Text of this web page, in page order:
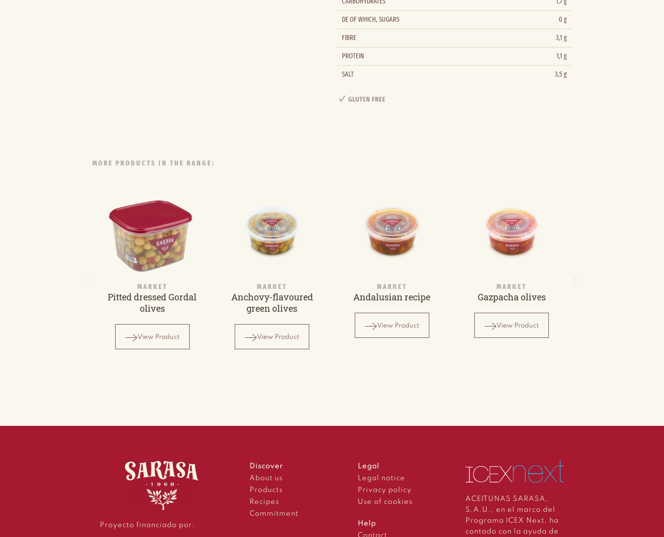
DE OF WHICH, SUGARS 0 g
FIBRE 3,1 g
PROTEIN 1,1 g
SALT 3,5 g
MORE PRODUCTS IN THE RANGE:
MARKET
Pitted dressed Gordal
olives
View Product
MARKET
Anchovy-flavoured
green olives
View Product
MARKET
Andalusian recipe
View Product
MARKET
Gazpacha olives
View Product
Proyecto financiado por:
Discover
About us
Products
Recipes
Commitment
Legal
Legal notice
Privacy policy
Use of cookies
Help
ACEITUNAS SARASA,
S.A.U., en el marco del
Programa ICEX Next, ha
contado con la ayuda de